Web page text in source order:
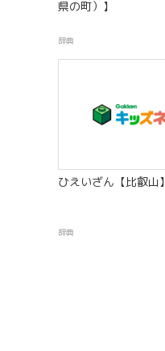
県の町）】
辞典
ひえいざん【比叡山】
辞典